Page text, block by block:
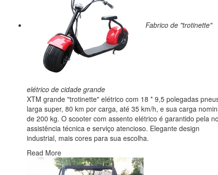
Fabrico de "trotinette"
elétrico de cidade grande
XTM grande "trotinette" elétrico com 18 * 9,5 polegadas
larga super, 80 km por carga, até 35 km/h, e sua carga
de 200 kg. O scooter com assento elétrico é garantido pela
assistência técnica e serviço atencioso. Elegante design
industrial, mais cores para sua escolha.
Read More